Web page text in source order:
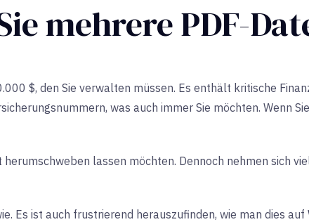
mehrere PDF-
$, den Sie verwalten müssen. Es enthält kritische
was auch immer Sie möchten. Wenn
lassen möchten. Dennoch nehmen sich
Es ist auch frustrierend herauszufinden, wie man dies